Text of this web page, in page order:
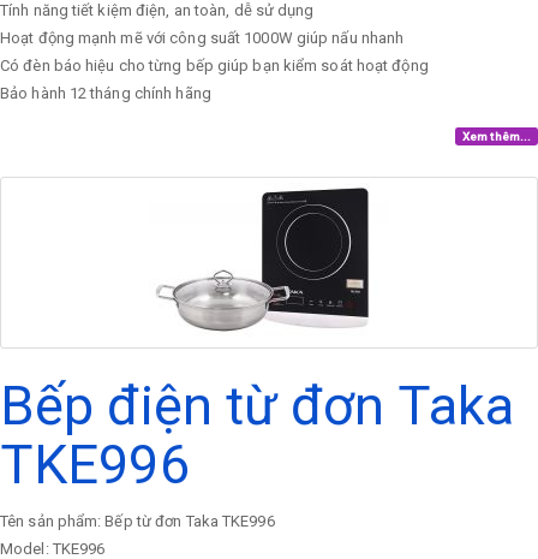
Tính năng tiết kiệm điện, an toàn, dễ sử dụng
Hoạt động mạnh mẽ với công suất 1000W giúp nấu nhanh
Có đèn báo hiệu cho từng bếp giúp bạn kiểm soát hoạt động
Bảo hành 12 tháng chính hãng
Xem thêm...
Bếp điện từ đơn Taka
TKE996
Tên sản phẩm: Bếp từ đơn Taka TKE996
Model: TKE996